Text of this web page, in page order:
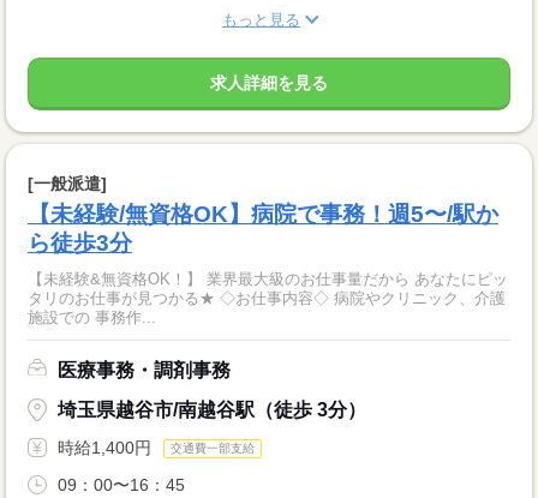
もっと見る
求人詳細を見る
[一般派遣]
【未経験/無資格OK】病院で事務！週5〜/駅か
ら徒歩3分
【未経験&無資格OK！】 業界最大級のお仕事量だから あなたにピッ
タリのお仕事が見つかる★ ◇お仕事内容◇ 病院やクリニック、介護
施設での 事務作...
医療事務・調剤事務
埼玉県越谷市/南越谷駅（徒歩 3分）
時給1,400円 交通費一部支給
09：00〜16：45